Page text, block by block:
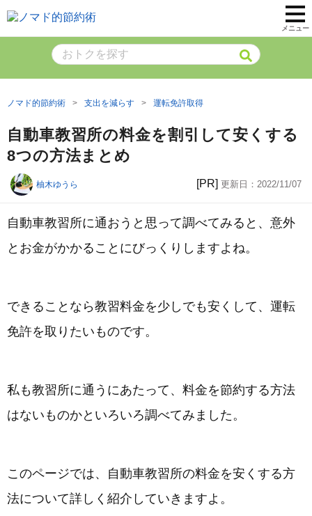
メニュー
ノマド的節約術 支出を減らす 運転免許取得
自動車教習所の料金を割引して安くする
8つの方法まとめ
柚木ゆうら [PR] 更新日： 2022/11/07
自動車教習所に通おうと思って調べてみると、意外
とお金がかかることにびっくりしますよね。
できることなら教習料金を少しでも安くして、運転
免許を取りたいものです。
私も教習所に通うにあたって、料金を節約する方法
はないものかといろいろ調べてみました。
このページでは、自動車教習所の料金を安くする方
法について詳しく紹介していきますよ。